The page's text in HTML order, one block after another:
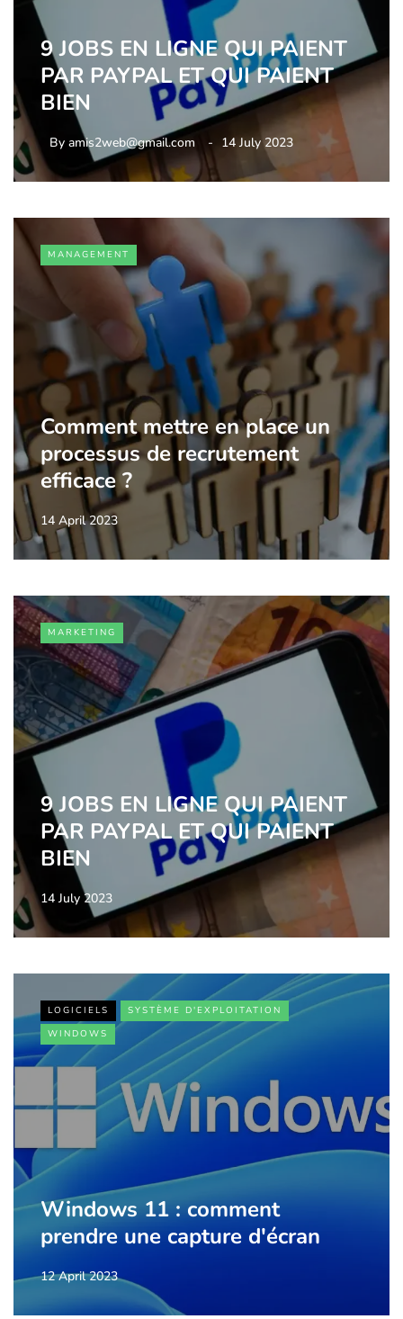
9 JOBS EN LIGNE QUI PAIENT
PAR PAYPAL ET QUI PAIENT
BIEN
By amis2web@gmail.com 14 July 2023
MANAGEMENT
Comment mettre en place un
processus de recrutement
efficace ?
14 April 2023
MARKETING
9 JOBS EN LIGNE QUI PAIENT
PAR PAYPAL ET QUI PAIENT
BIEN
14 July 2023
LOGICIELS
SYSTÈME D'EXPLOITATION
WINDOWS
Windows 11 : comment
prendre une capture d'écran
12 April 2023